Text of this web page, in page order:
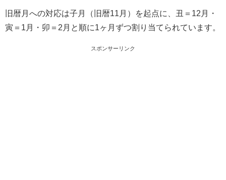
旧暦月への対応は子月（旧暦11月）を起点に、丑＝12月・
寅＝1月・卯＝2月と順に1ヶ月ずつ割り当てられています。
スポンサーリンク